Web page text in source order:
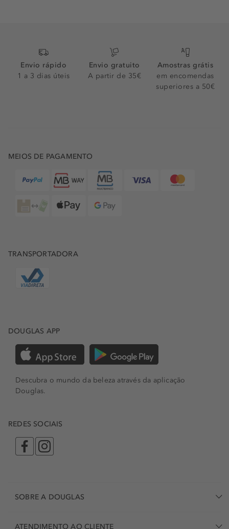
Envio rápido
1 a 3 dias úteis
Envio gratuito
A partir de 35€
Amostras grátis
em encomendas
superiores a 50€
MEIOS DE PAGAMENTO
TRANSPORTADORA
DOUGLAS APP
Descubra o mundo da beleza através da aplicação
Douglas.
REDES SOCIAIS
SOBRE A DOUGLAS
ATENDIMENTO AO CLIENTE